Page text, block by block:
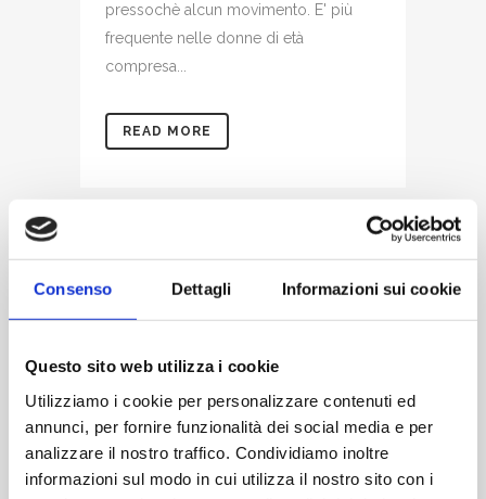
Consenso Dettagli Informazioni sui cookie
Questo sito web utilizza i cookie
Utilizziamo i cookie per personalizzare contenuti ed
annunci, per fornire funzionalità dei social media e per
analizzare il nostro traffico. Condividiamo inoltre
informazioni sul modo in cui utilizza il nostro sito con i
pressochè alcun movimento. E' più
frequente nelle donne di età
compresa...
READ MORE